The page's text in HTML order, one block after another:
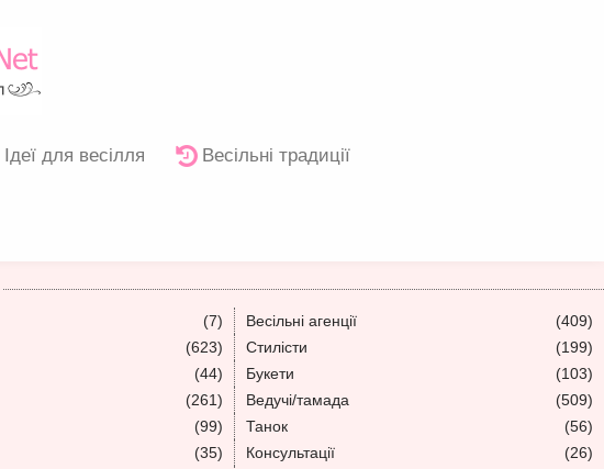
Ідеї для весілля Весільні традиції
(7) Весільні агенції
(409)
(623) Стилісти
(199)
(44) Букети
(103)
(261) Ведучі/тамада
(509)
(99) Танок
(56)
(35) Консультації
(26)